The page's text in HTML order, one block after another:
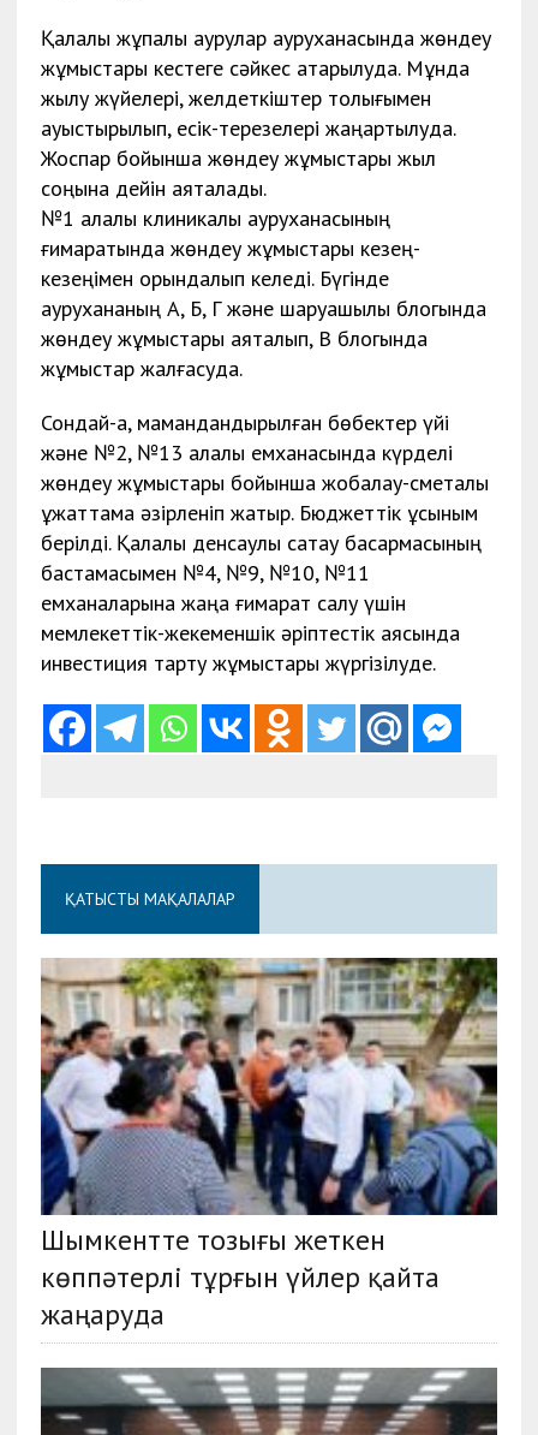
Қалалық жұқпалы аурулар ауруханасында жөндеу
жұмыстары кестеге сәйкес атқарылуда. Мұнда
жылу жүйелері, желдеткіштер толығымен
ауыстырылып, есік-терезелері жаңартылуда.
Жоспар бойынша жөндеу жұмыстары жыл
соңына дейін аяқталады.
№1 қалалық клиникалық ауруханасының
ғимаратында жөндеу жұмыстары кезең-
кезеңімен орындалып келеді. Бүгінде
аурухананың А, Б, Г және шаруашылық блогында
жөндеу жұмыстары аяқталып, В блогында
жұмыстар жалғасуда.
Сондай-ақ, мамандандырылған бөбектер үйі
және №2, №13 қалалық емханасында күрделі
жөндеу жұмыстары бойынша жобалау-сметалық
құжаттама әзірленіп жатыр. Бюджеттік ұсыным
берілді. Қалалық денсаулық сақтау басқармасының
бастамасымен №4, №9, №10, №11
емханаларына жаңа ғимарат салу үшін
мемлекеттік-жекеменшік әріптестік аясында
инвестиция тарту жұмыстары жүргізілуде.
ҚАТЫСТЫ МАҚАЛАЛАР
Шымкентте тозығы жеткен
көппәтерлі тұрғын үйлер қайта
жаңаруда